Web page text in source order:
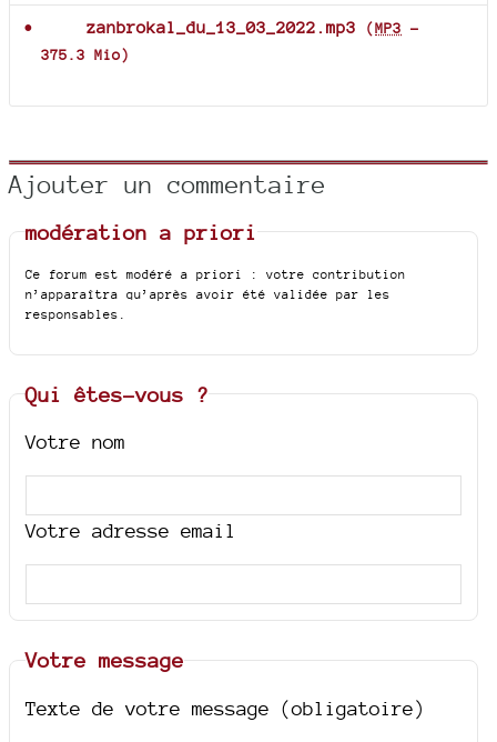
zanbrokal_du_13_03_2022.mp3 (MP3 -
375.3 Mio)
Ajouter un commentaire
modération a priori
Ce forum est modéré a priori : votre contribution
n’apparaîtra qu’après avoir été validée par les
responsables.
Qui êtes-vous ?
Votre nom
Votre adresse email
Votre message
Texte de votre message (obligatoire)